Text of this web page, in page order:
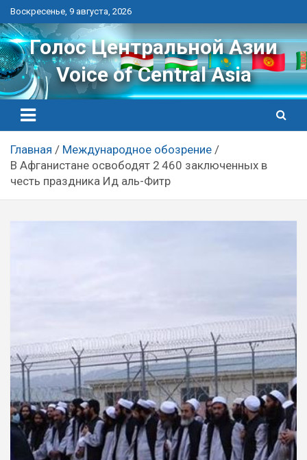
Перейти
к
контенту
Воскресенье, 9 августа, 2026
Голос Центральной Азии
Voice of Central Asia
Главная
Международное обозрение
В Афганистане освободят 2 460 заключенных в
честь праздника Ид аль-Фитр